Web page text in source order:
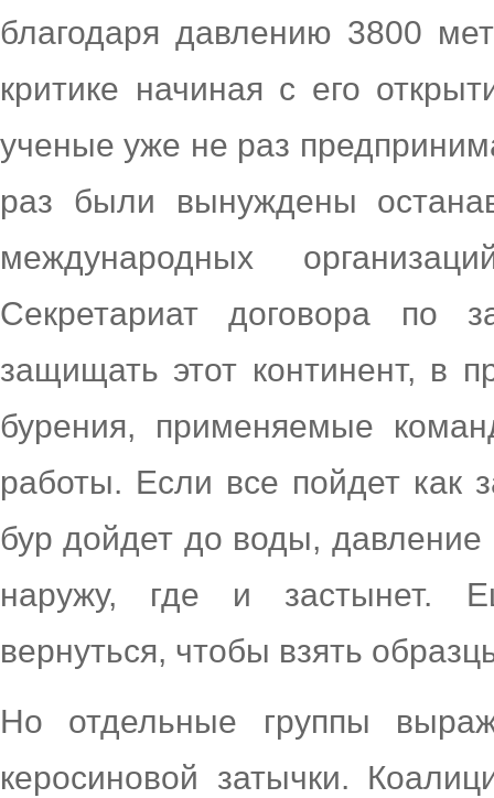
благодаря давлению 3800
критике начиная с его
ученые уже не раз
раз были вынуждены
международных
Секретариат договора по
защищать этот континент, в
бурения, применяемые
работы. Если все пойдет как
бур дойдет до воды, давление
наружу, где и застынет.
вернуться, чтобы взять
Но отдельные группы
керосиновой затычки.